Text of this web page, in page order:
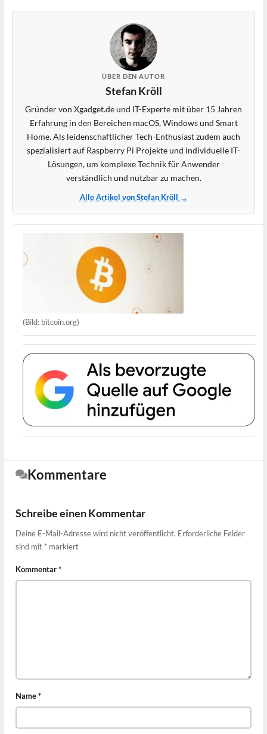
ÜBER DEN AUTOR
Stefan Kröll
Gründer von Xgadget.de und IT-Experte mit über 15 Jahren
Erfahrung in den Bereichen macOS, Windows und Smart
Home. Als leidenschaftlicher Tech-Enthusiast zudem auch
spezialisiert auf Raspberry Pi Projekte und individuelle IT-
Lösungen, um komplexe Technik für Anwender
verständlich und nutzbar zu machen.
Alle Artikel von Stefan Kröll →
(Bild: bitcoin.org)
Kommentare
Schreibe einen Kommentar
Deine E-Mail-Adresse wird nicht veröffentlicht. Erforderliche Felder
sind mit * markiert
Kommentar*
Name*